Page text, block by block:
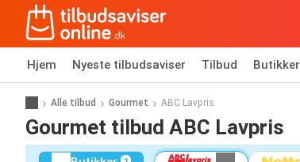
Hjem Nyeste tilbudsaviser Tilbud Butikker
Alle tilbud Gourmet ABC Lavpris
Gourmet tilbud ABC Lavpris